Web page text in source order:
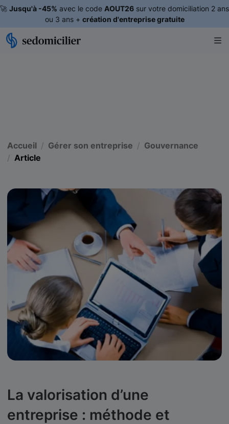
🚀 Jusqu'à -45% avec le code AOUT26 sur votre domiciliation 2 ans
ou 3 ans + création d'entreprise gratuite
Accueil Gérer son entreprise
Gouvernance
Article
La valorisation d’une
entreprise : méthode et